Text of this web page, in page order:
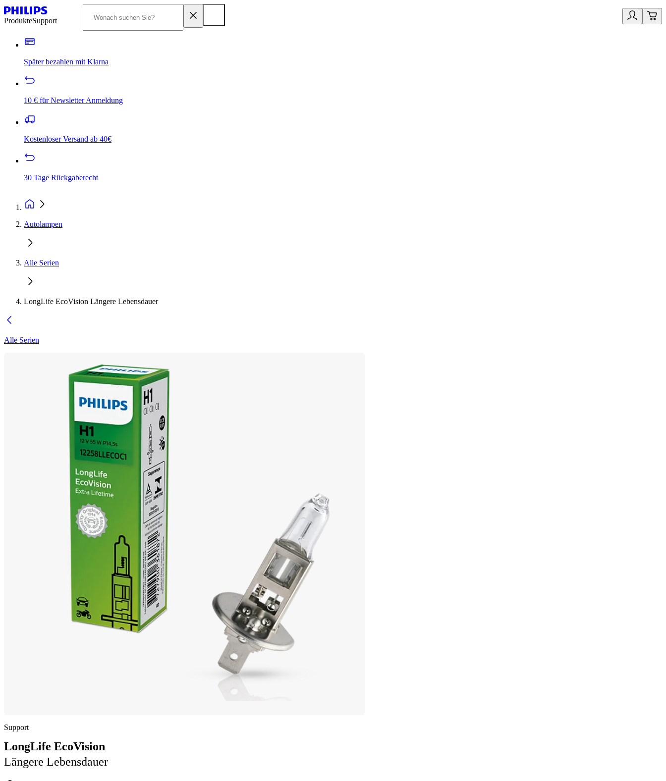
ProdukteSupport
Später bezahlen mit Klarna
10 € für Newsletter Anmeldung
Kostenloser Versand ab 40€
30 Tage Rückgaberecht
Autolampen
Alle Serien
LongLife EcoVision Längere Lebensdauer
Alle Serien
Support
LongLife EcoVision
Längere Lebensdauer